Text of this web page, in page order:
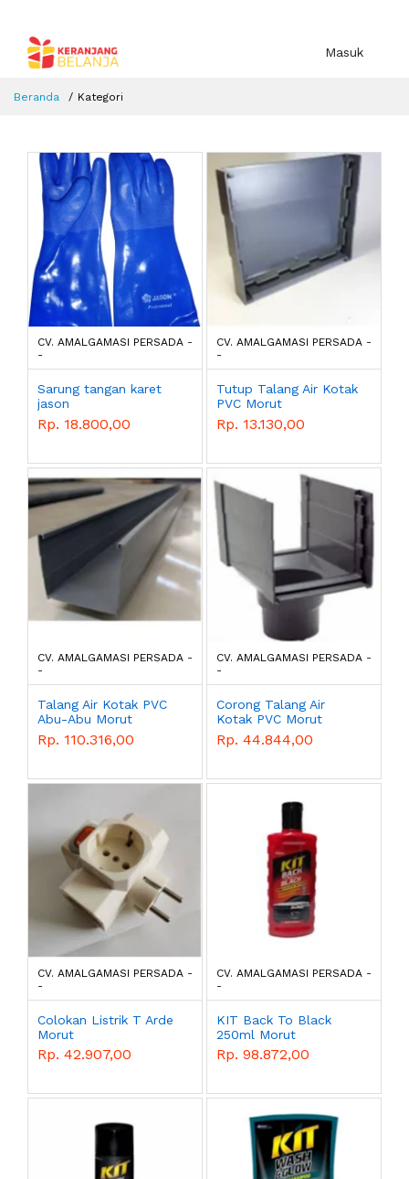
Masuk
Beranda Kategori
CV. AMALGAMASI PERSADA -
-
Sarung tangan karet
jason
Rp. 18.800,00
CV. AMALGAMASI PERSADA -
-
Tutup Talang Air Kotak
PVC Morut
Rp. 13.130,00
CV. AMALGAMASI PERSADA -
-
Talang Air Kotak PVC
Abu-Abu Morut
Rp. 110.316,00
CV. AMALGAMASI PERSADA -
-
Corong Talang Air
Kotak PVC Morut
Rp. 44.844,00
CV. AMALGAMASI PERSADA -
-
Colokan Listrik T Arde
Morut
Rp. 42.907,00
CV. AMALGAMASI PERSADA -
-
KIT Back To Black
250ml Morut
Rp. 98.872,00